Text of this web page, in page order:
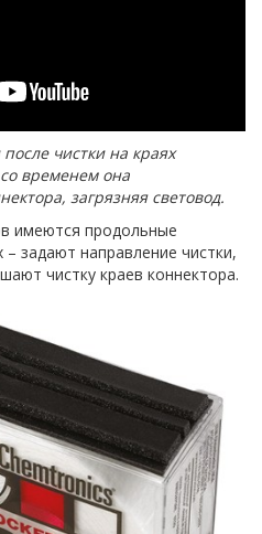
чистки на краях
со временем она
загрязняя световод.
имеются продольные
задают направление чистки,
чистку краев коннектора.